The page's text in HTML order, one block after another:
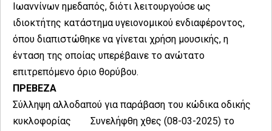
Ιωαννίνων ημεδαπός, διότι λειτουργούσε ως
ιδιοκτήτης κατάστημα υγειονομικού ενδιαφέροντος,
όπου διαπιστώθηκε να γίνεται χρήση μουσικής, η
ένταση της οποίας υπερέβαινε το ανώτατο
επιτρεπόμενο όριο θορύβου.
ΠΡΕΒΕΖΑ
Σύλληψη αλλοδαπού για παράβαση του κώδικα οδικής
κυκλοφορίας
Συνελήφθη χθες (08-03-2025) το